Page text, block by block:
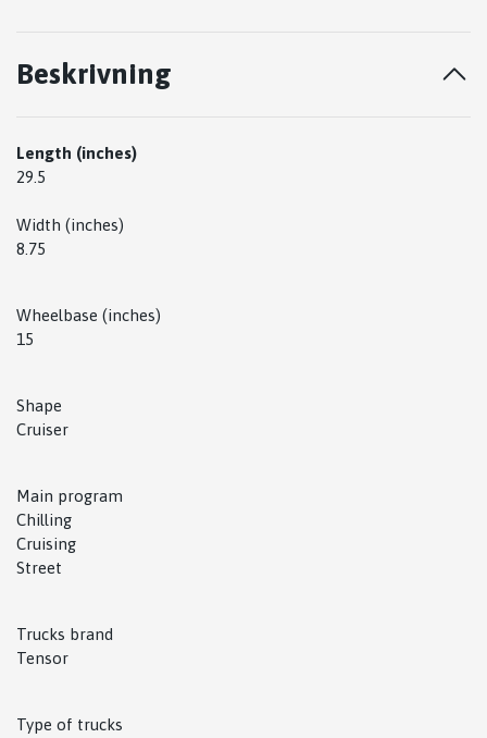
Beskrivning
Length (inches)
29.5
Width (inches)
8.75
Wheelbase (inches)
15
Shape
Cruiser
Main program
Chilling
Cruising
Street
Trucks brand
Tensor
Type of trucks